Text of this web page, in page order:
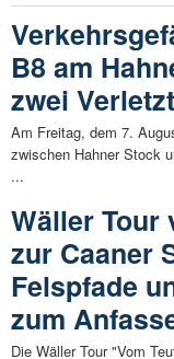
B8 am
zwei
Am Freitag, dem 7.
zwischen Hahner Stock
...
Wäller Tour
zur Caaner
Felspfade
zum
Die Wäller Tour "Vom